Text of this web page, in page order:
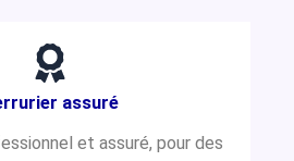
assuré
et assuré, pour des